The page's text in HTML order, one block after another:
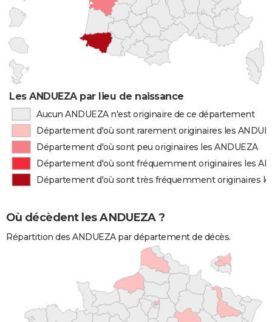
Les ANDUEZA par lieu de naissance
Aucun ANDUEZA n'est originaire de ce département
Département d'où sont rarement originaires les
Département d'où sont peu originaires les ANDUEZA
Département d'où sont fréquemment originaires les
Département d'où sont très fréquemment originaires
Où décèdent les ANDUEZA ?
Répartition des ANDUEZA par département de décès.